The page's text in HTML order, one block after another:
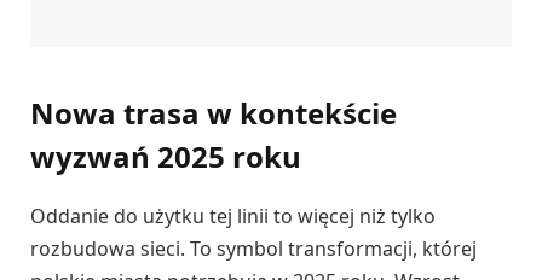
Nowa trasa w kontekście
wyzwań 2025 roku
Oddanie do użytku tej linii to więcej niż tylko
rozbudowa sieci. To symbol transformacji, której